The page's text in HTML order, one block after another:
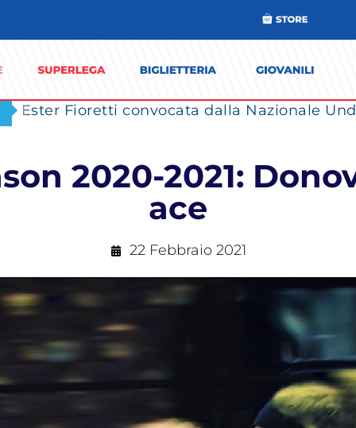
Ester Fioretti convocata dalla Nazionale
2020-2021:
ace
22 Febbraio 2021